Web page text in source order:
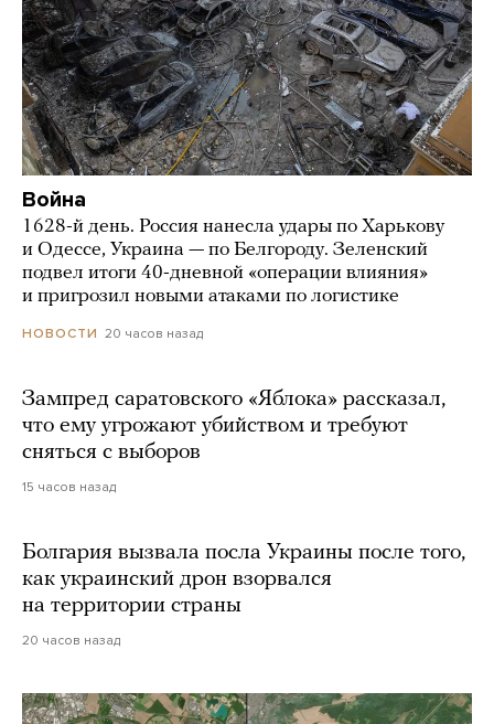
Война
1628-й день. Россия нанесла удары по Харькову
и Одессе, Украина — по Белгороду. Зеленский
подвел итоги 40-дневной «операции влияния»
и пригрозил новыми атаками по логистике
НОВОСТИ 20 часов назад
Зампред саратовского «Яблока» рассказал,
что ему угрожают убийством и требуют
сняться с выборов
15 часов назад
Болгария вызвала посла Украины после того,
как украинский дрон взорвался
на территории страны
20 часов назад